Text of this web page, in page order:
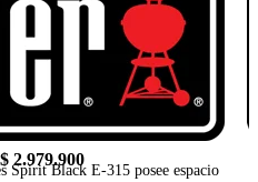
Original
$ 2.979.900Current
Spirit Black E-315 posee espacio